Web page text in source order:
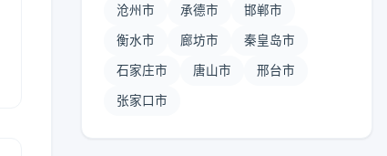
沧州市 承德市 邯郸市
衡水市 廊坊市 秦皇岛市
石家庄市 唐山市 邢台市
张家口市